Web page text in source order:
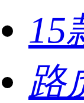
15
路